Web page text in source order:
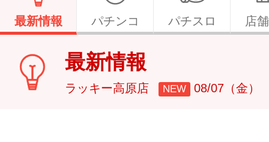
最新情報 パチンコ パチスロ 店
最新情報
ラッキー高原店 NEW 08/07（金）